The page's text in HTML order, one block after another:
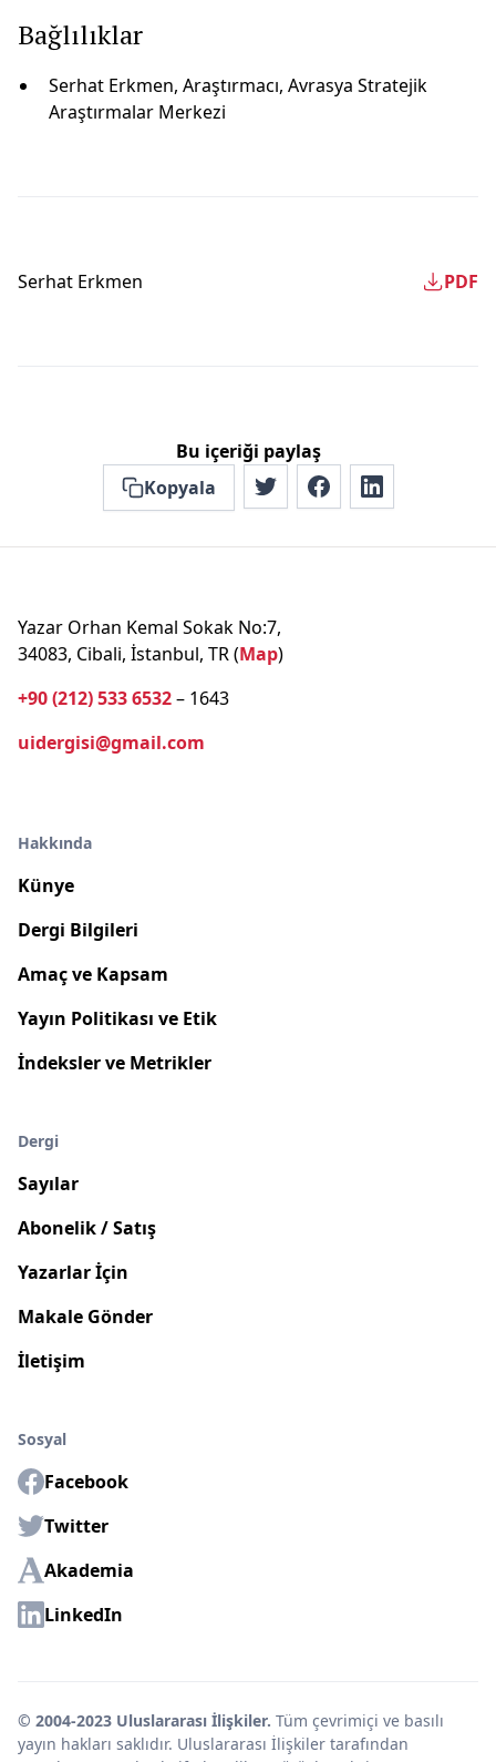
Bağlılıklar
Serhat Erkmen, Araştırmacı, Avrasya Stratejik
Araştırmalar Merkezi
Serhat Erkmen PDF
Bu içeriği paylaş
Kopyala
Yazar Orhan Kemal Sokak No:7,
34083, Cibali, İstanbul, TR (Map)
+90 (212) 533 6532– 1643
uidergisi@gmail.com
Hakkında
Künye
Dergi Bilgileri
Amaç ve Kapsam
Yayın Politikası ve Etik
İndeksler ve Metrikler
Dergi
Sayılar
Abonelik / Satış
Yazarlar İçin
Makale Gönder
İletişim
Sosyal
Facebook
Twitter
Akademia
LinkedIn
© 2004-2023 Uluslararası İlişkiler. Tüm çevrimiçi ve basılı
yayın hakları saklıdır. Uluslararası İlişkiler tarafından